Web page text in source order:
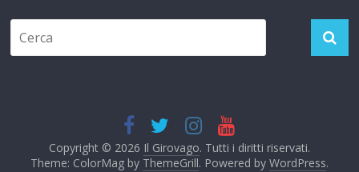
Copyright © 2026 Il Girovago. Tutti i diritti riservati.
Theme: ColorMag by ThemeGrill. Powered by WordPress.